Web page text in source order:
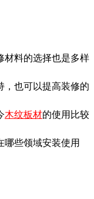
料的选择也是多样
，也可以提高装修的
木纹板材的使用比较
哪些领域安装使用